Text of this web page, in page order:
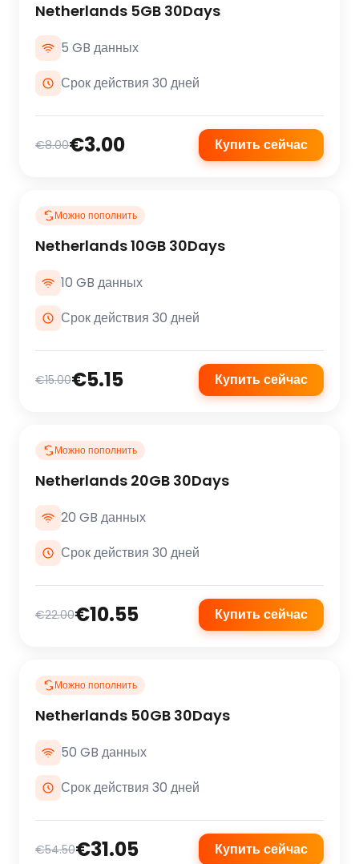
Netherlands 5GB 30Days
5 GB данных
Срок действия 30 дней
€8.00€3.00 Купить сейчас
Можно пополнить
Netherlands 10GB 30Days
10 GB данных
Срок действия 30 дней
€15.00€5.15 Купить сейчас
Можно пополнить
Netherlands 20GB 30Days
20 GB данных
Срок действия 30 дней
€22.00€10.55 Купить сейчас
Можно пополнить
Netherlands 50GB 30Days
50 GB данных
Срок действия 30 дней
€54.50€31.05 Купить сейчас